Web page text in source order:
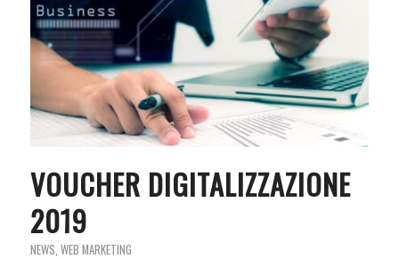
VOUCHER DIGITALIZZAZIONE
2019
NEWS WEB MARKETING